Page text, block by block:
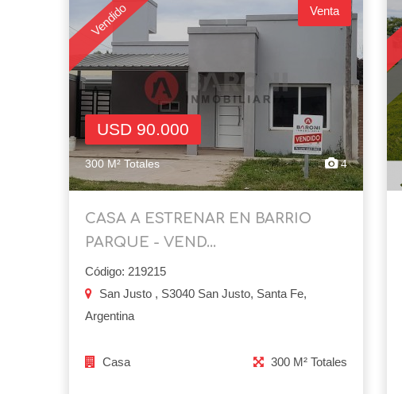
Vendido Venta
USD 90.000
300 M² Totales 4
CASA A ESTRENAR EN BARRIO
PARQUE - VEND...
Código: 219215
San Justo , S3040 San Justo, Santa Fe,
Argentina
Casa 300 M² Totales